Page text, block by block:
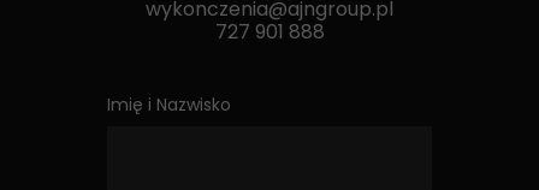
wykonczenia@ajngroup.pl
727 901 888
Imię i Nazwisko